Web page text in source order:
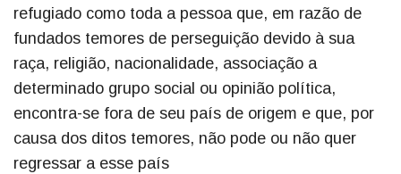
refugiado como toda a pessoa que, em razão de
fundados temores de perseguição devido à sua
raça, religião, nacionalidade, associação a
determinado grupo social ou opinião política,
encontra-se fora de seu país de origem e que, por
causa dos ditos temores, não pode ou não quer
regressar a esse país